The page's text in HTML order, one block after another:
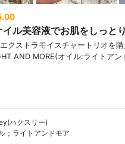
ル美容液でお肌をしっと
クストラモイスチャートリオを
AND MORE(オイル:ライトア
ハクスリー)
；ライトアンドモア